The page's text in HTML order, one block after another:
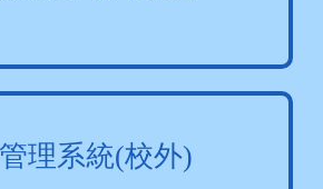
理系統(校外)